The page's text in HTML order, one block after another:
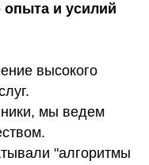
опыта и усилий
высокого
мы ведем
"алгоритмы